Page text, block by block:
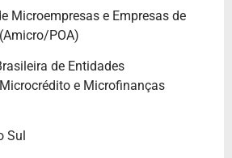
Microempresas e Empresas de
POA)
de Entidades
e Microfinanças
Sul